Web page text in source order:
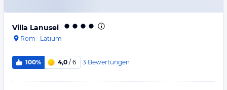
Villa Lanusei
Rom · Latium
100% 4,0 / 6 3 Bewertungen